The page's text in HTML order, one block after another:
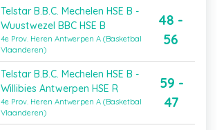
Telstar B.B.C. Mechelen HSE B -
Wuustwezel BBC HSE B
4e Prov. Heren Antwerpen A (Basketbal
Vlaanderen)
48 -
56
Telstar B.B.C. Mechelen HSE B -
Willibies Antwerpen HSE R
4e Prov. Heren Antwerpen A (Basketbal
Vlaanderen)
59 -
47